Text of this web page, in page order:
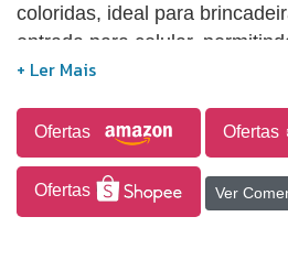
coloridas, ideal para
entrada para celular,
por meio de smartphone, além
conforme o ritmo da música.
suporte duplo para
ajuste de altura para se
Produzido em plástico ABS
Ofertas Ofertas
Ofertas Ver